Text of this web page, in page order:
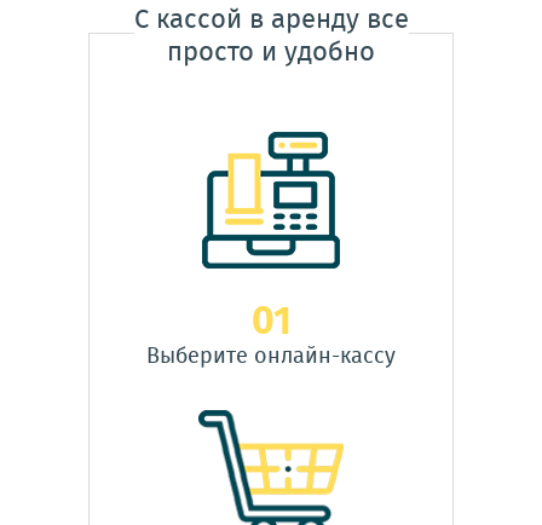
С кассой в аренду все
просто и удобно
01
Выберите онлайн-кассу